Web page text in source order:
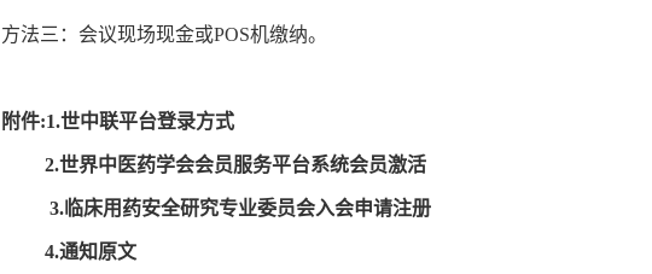
方法三：会议现场现金或POS机缴纳。
附件:1.世中联平台登录方式
2.世界中医药学会会员服务平台系统会员激活
3.临床用药安全研究专业委员会入会申请注册
4.通知原文